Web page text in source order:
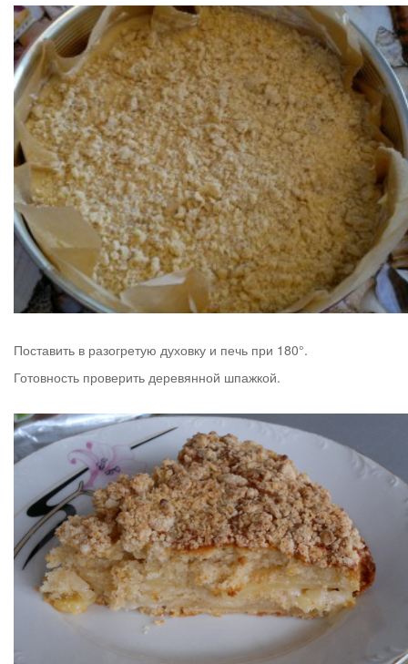
Поставить в разогретую духовку и печь при 180°.
Готовность проверить деревянной шпажкой.